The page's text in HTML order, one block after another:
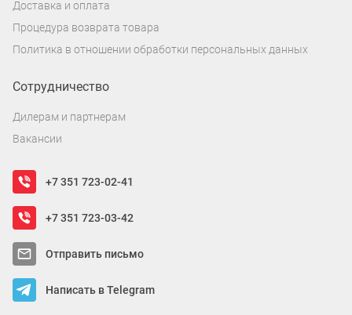
Доставка и оплата
Процедура возврата товара
Политика в отношении обработки персональных данных
Сотрудничество
Дилерам и партнерам
Вакансии
+7 351 723-02-41
+7 351 723-03-42
Отправить письмо
Написать в Telegram